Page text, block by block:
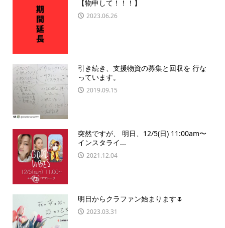
【物申して！！！】
2023.06.26
引き続き、支援物資の募集と回収を 行な
っています。
2019.09.15
突然ですが、 明日、12/5(日) 11:00am〜
インスタライ...
2021.12.04
明日からクラファン始まります🌷︎
2023.03.31